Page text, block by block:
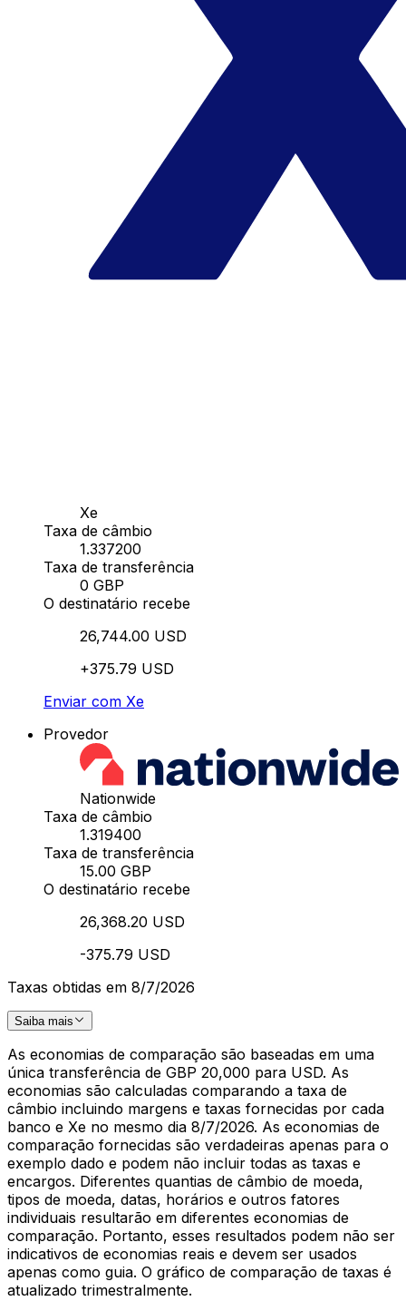
Xe
Taxa de câmbio
1.337200
Taxa de transferência
0 GBP
O destinatário recebe
26,744.00 USD
+375.79 USD
Enviar com Xe
Provedor
Nationwide
Taxa de câmbio
1.319400
Taxa de transferência
15.00 GBP
O destinatário recebe
26,368.20 USD
-375.79 USD
Taxas obtidas em 8/7/2026
Saiba mais
As economias de comparação são baseadas em uma
única transferência de GBP 20,000 para USD. As
economias são calculadas comparando a taxa de
câmbio incluindo margens e taxas fornecidas por cada
banco e Xe no mesmo dia 8/7/2026. As economias de
comparação fornecidas são verdadeiras apenas para o
exemplo dado e podem não incluir todas as taxas e
encargos. Diferentes quantias de câmbio de moeda,
tipos de moeda, datas, horários e outros fatores
individuais resultarão em diferentes economias de
comparação. Portanto, esses resultados podem não ser
indicativos de economias reais e devem ser usados
apenas como guia. O gráfico de comparação de taxas é
atualizado trimestralmente.